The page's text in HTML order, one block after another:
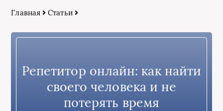
Главная Статьи
Репетитор онлайн: как найти
своего человека и не
потерять время